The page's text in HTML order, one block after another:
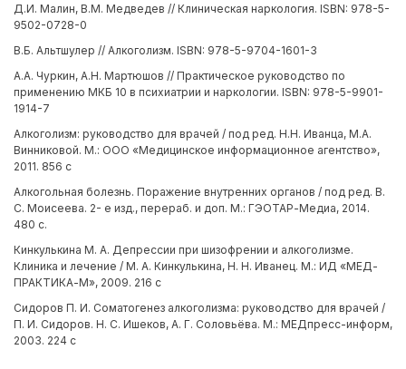
Д.И. Малин, В.М. Медведев // Клиническая наркология. ISBN: 978-5-
9502-0728-0
В.Б. Альтшулер // Алкоголизм. ISBN: 978-5-9704-1601-3
А.А. Чуркин, А.Н. Мартюшов // Практическое руководство по
применению МКБ 10 в психиатрии и наркологии. ISBN: 978-5-9901-
1914-7
Алкоголизм: руководство для врачей / под ред. Н.Н. Иванца, М.А.
Винниковой. М.: ООО «Медицинское информационное агентство»,
2011. 856 с
Алкогольная болезнь. Поражение внутренних органов / под ред. В.
С. Моисеева. 2- е изд., перераб. и доп. М.: ГЭОТАР-Медиа, 2014.
480 с.
Кинкулькина М. А. Депрессии при шизофрении и алкоголизме.
Клиника и лечение / М. А. Кинкулькина, Н. Н. Иванец. М.: ИД «МЕД-
ПРАКТИКА-М», 2009. 216 с
Сидоров П. И. Соматогенез алкоголизма: руководство для врачей /
П. И. Сидоров. Н. С. Ишеков, А. Г. Соловьёва. М.: МЕДпресс-информ,
2003. 224 с